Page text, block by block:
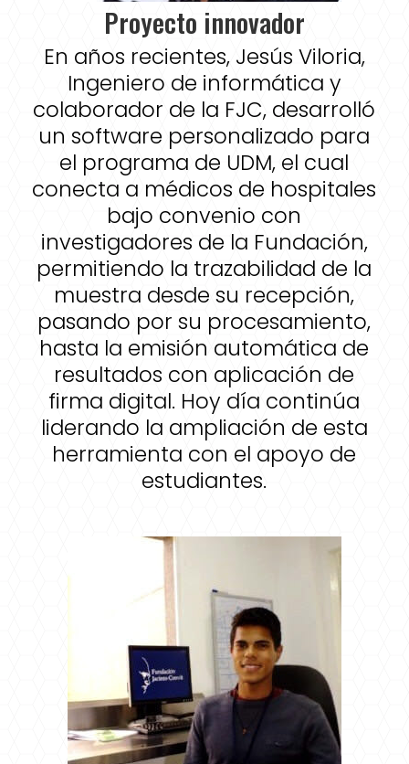
Proyecto innovador
En años recientes, Jesús Viloria,
Ingeniero de informática y
colaborador de la FJC, desarrolló
un software personalizado para
el programa de UDM, el cual
conecta a médicos de hospitales
bajo convenio con
investigadores de la Fundación,
permitiendo la trazabilidad de la
muestra desde su recepción,
pasando por su procesamiento,
hasta la emisión automática de
resultados con aplicación de
firma digital. Hoy día continúa
liderando la ampliación de esta
herramienta con el apoyo de
estudiantes.